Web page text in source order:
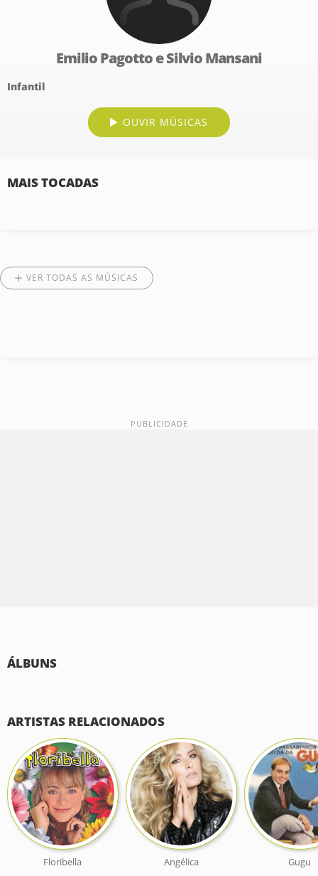
Emilio Pagotto e Silvio Mansani
Infantil
OUVIR MÚSICAS
MAIS TOCADAS
VER TODAS AS MÚSICAS
ÁLBUNS
ARTISTAS RELACIONADOS
Floribella Angélica Gugu